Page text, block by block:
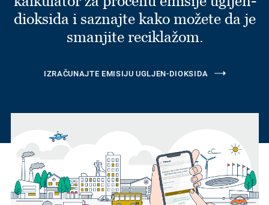
dioksida i saznajte kako možete da je
smanjite reciklažom.
IZRAČUNAJTE EMISIJU UGLJEN-DIOKSIDA